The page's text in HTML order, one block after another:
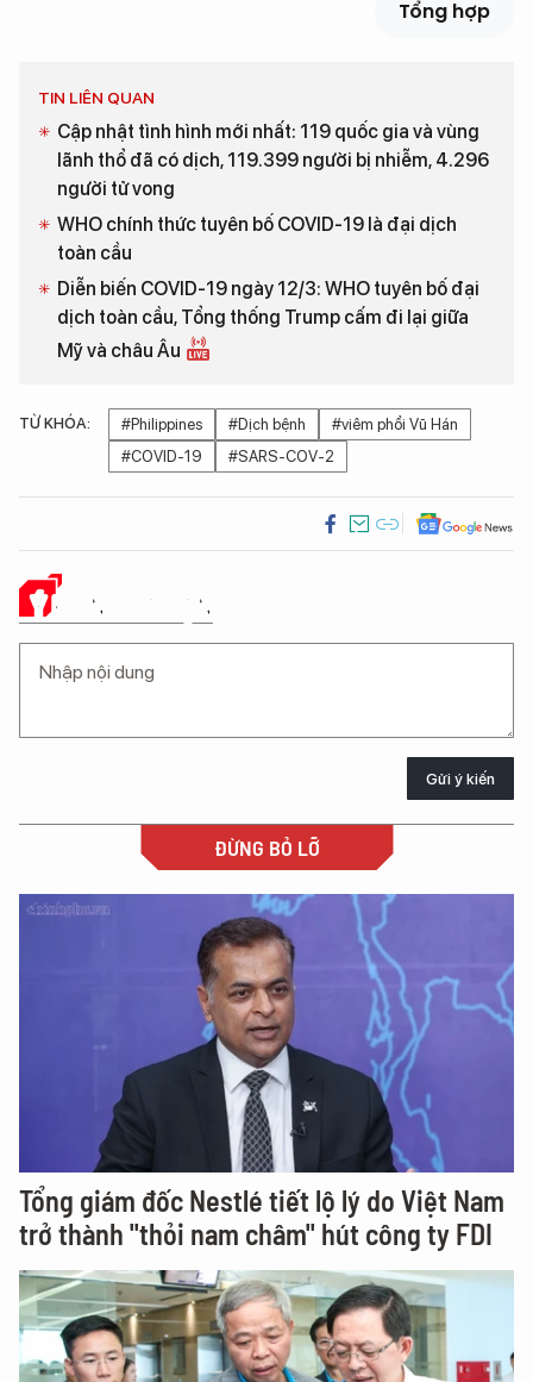
Tổng hợp
TIN LIÊN QUAN
Cập nhật tình hình mới nhất: 119 quốc gia và vùng
lãnh thổ đã có dịch, 119.399 người bị nhiễm, 4.296
người tử vong
WHO chính thức tuyên bố COVID-19 là đại dịch
toàn cầu
Diễn biến COVID-19 ngày 12/3: WHO tuyên bố đại
dịch toàn cầu, Tổng thống Trump cấm đi lại giữa
Mỹ và châu Âu
TỪ KHÓA: #Philippines #Dịch bệnh
#viêm phổi Vũ Hán
#COVID-19
#SARS-COV-2
Ý KIẾN CỦA BẠN
Gửi ý kiến
ĐỪNG BỎ LỠ
Tổng giám đốc Nestlé tiết lộ lý do Việt Nam
trở thành "thỏi nam châm" hút công ty FDI